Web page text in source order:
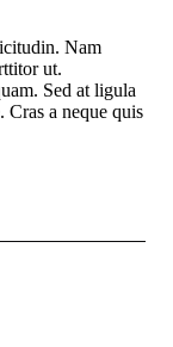
Nam
ut.
Sed at ligula
Cras a neque quis